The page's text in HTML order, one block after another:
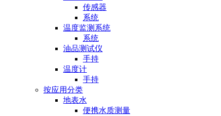
传感器
系统
温度监测系统
系统
油品测试仪
手持
温度计
手持
按应用分类
地表水
便携水质测量